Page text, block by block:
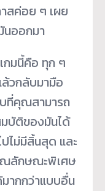
สค่อย ๆ เผย
นออกมา
กมนี้คือ ทุก ๆ
วกลับมามือ
บที่คุณสามารถ
บัติของมันได้
ไม่มีสิ้นสุด และ
ณลักษณะพิเศษ
ากกว่าแบบอื่น